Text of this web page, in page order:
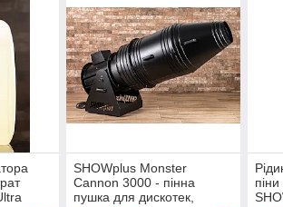
SHOWplus Monster
Cannon 3000 - пінна
пушка для дискотек,